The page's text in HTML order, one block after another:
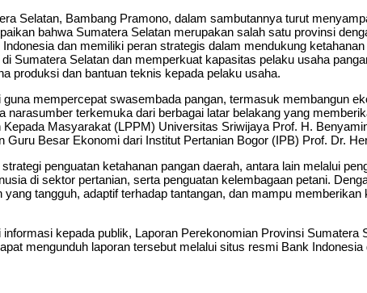
Selatan, Bambang Pramono, dalam sambutannya turut
bahwa Sumatera Selatan merupakan salah satu provinsi
dan memiliki peran strategis dalam mendukung
Sumatera Selatan dan memperkuat kapasitas pelaku usaha
produksi dan bantuan teknis kepada pelaku usaha.
mempercepat swasembada pangan, termasuk membangun
narasumber terkemuka dari berbagai latar belakang yang
Masyarakat (LPPM) Universitas Sriwijaya Prof. H.
Guru Besar Ekonomi dari Institut Pertanian Bogor (IPB) Prof. Dr.
penguatan ketahanan pangan daerah, antara lain melalui
di sektor pertanian, serta penguatan kelembagaan petani.
tangguh, adaptif terhadap tantangan, dan mampu
kepada publik, Laporan Perekonomian Provinsi
mengunduh laporan tersebut melalui situs resmi Bank Indonesia